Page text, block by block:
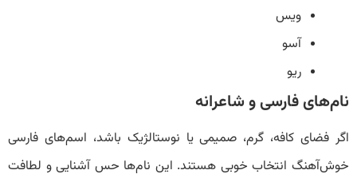
ویس
آسو
ریو
نام‌های فارسی و شاعرانه
اگر فضای کافه، گرم، صمیمی یا نوستالژیک باشد، اسم‌های فارسی
خوش‌آهنگ انتخاب خوبی هستند. این نام‌ها حس آشنایی و لطافت